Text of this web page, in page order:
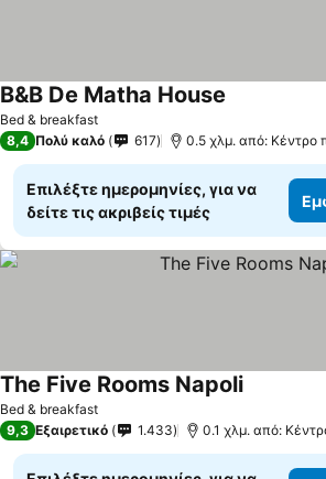
Bed & breakfast
B&B De Matha House
8,4 Πολύ καλό 617 0.5 χλμ. από: Κέντρο
Επιλέξτε ημερομηνίες, για να
δείτε τις ακριβείς τιμές
Bed & breakfast
The Five Rooms Napoli
9,3 Εξαιρετικό 1.433 0.1 χλμ. από: